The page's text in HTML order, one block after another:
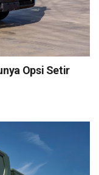
Opsi Setir